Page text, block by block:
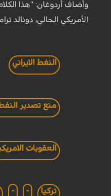
وأضاف أردوغان: "هذا
الأمريكي الحالي، دونالد
النفط الايراني
منع تصدير النفط
العقوبات
تركيا -
-